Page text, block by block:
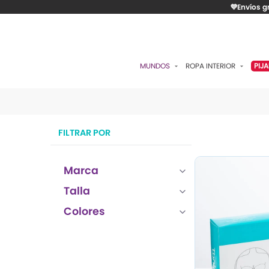
💜Envíos
MUNDOS ROPA INTERIOR
CAMISETAS
LO MÁS VENDIDO
MATERNIDAD
FILTRAR POR
Marca
Talla
Colores